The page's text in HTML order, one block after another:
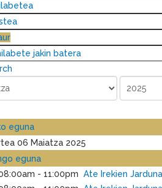
jakin batera
eguna
06 Maiatza 2025
eguna
- 11:00pm Ate Irekien